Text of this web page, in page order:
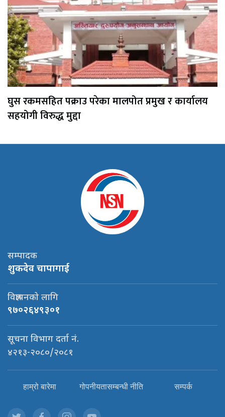
घुस रकमसहित पक्राउ परेका मालपोत प्रमुख र कार्यालय
सहयोगी विरुद्ध मुद्दा
सम्पादक
शुकदेव चापागाई
विज्ञापनको लागि
९७०२६४९३०१
सूचना विभाग दर्ता नं.
४२१३-२०८०/२०८१
हाम्रो बारेमा गोपनीयतासम्बन्धी नीति सम्पर्क